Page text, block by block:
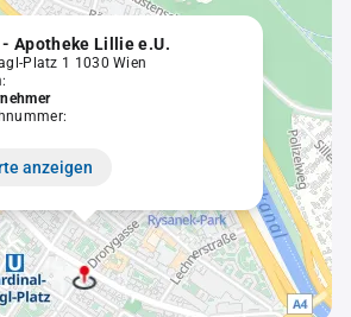
Apotheke Lillie e.U.
Platz 1 1030 Wien
anzeigen